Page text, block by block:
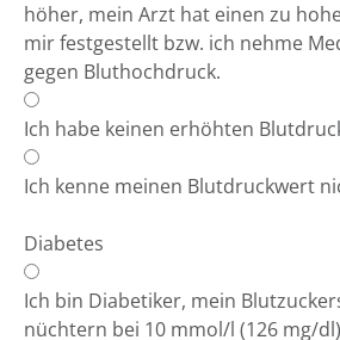
höher, mein Arzt hat einen zu
mir festgestellt bzw. ich nehme
gegen Bluthochdruck.
Ich habe keinen erhöhten
Ich kenne meinen Blutdruckwert
Diabetes
Ich bin Diabetiker, mein
nüchtern bei 10 mmol/l (126 mg/